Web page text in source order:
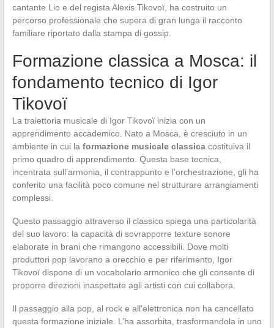
cantante Lio e del regista Alexis Tikovoï, ha costruito un
percorso professionale che supera di gran lunga il racconto
familiare riportato dalla stampa di gossip.
Formazione classica a Mosca: il
fondamento tecnico di Igor
Tikovoï
La traiettoria musicale di Igor Tikovoï inizia con un
apprendimento accademico. Nato a Mosca, è cresciuto in un
ambiente in cui la formazione musicale classicacostituiva il
primo quadro di apprendimento. Questa base tecnica,
incentrata sull’armonia, il contrappunto e l’orchestrazione, gli ha
conferito una facilità poco comune nel strutturare arrangiamenti
complessi.
Questo passaggio attraverso il classico spiega una particolarità
del suo lavoro: la capacità di sovrapporre texture sonore
elaborate in brani che rimangono accessibili. Dove molti
produttori pop lavorano a orecchio e per riferimento, Igor
Tikovoï dispone di un vocabolario armonico che gli consente di
proporre direzioni inaspettate agli artisti con cui collabora.
Il passaggio alla pop, al rock e all’elettronica non ha cancellato
questa formazione iniziale. L’ha assorbita, trasformandola in uno